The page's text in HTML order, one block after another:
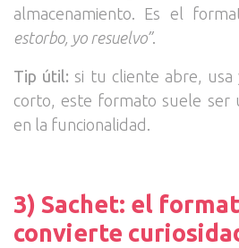
almacenamiento. Es el
estorbo, yo resuelvo”.
Tip útil: si tu cliente abre,
corto, este formato suele ser
en la funcionalidad.
3) Sachet: el
convierte